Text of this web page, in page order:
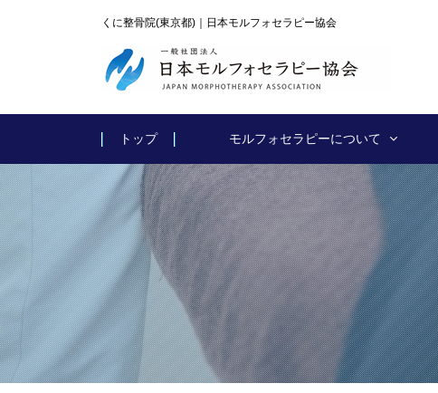
くに整骨院(東京都)｜日本モルフォセラピー協会
トップ モルフォセラピーについて